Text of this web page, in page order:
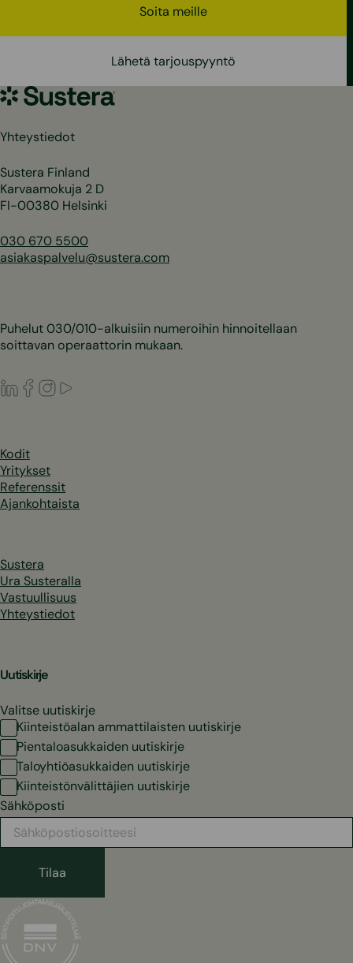
Soita meille
Lähetä tarjouspyyntö
Sustera
Yhteystiedot
Sustera Finland
Karvaamokuja 2 D
FI-00380 Helsinki
030 670 5500
asiakaspalvelu@sustera.com
Puhelut 030/010-alkuisiin numeroihin hinnoitellaan
soittavan operaattorin mukaan.
LinkedIn
Facebook
Instagram
Kodit
Yritykset
Referenssit
Ajankohtaista
Sustera
Ura Susteralla
Vastuullisuus
Yhteystiedot
Uutiskirje
Valitse uutiskirje
Kiinteistöalan ammattilaisten uutiskirje
Pientaloasukkaiden uutiskirje
Taloyhtiöasukkaiden uutiskirje
Kiinteistönvälittäjien uutiskirje
Sähköposti